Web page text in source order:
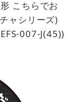
こちらでお
ャシリーズ)
007-J(45))